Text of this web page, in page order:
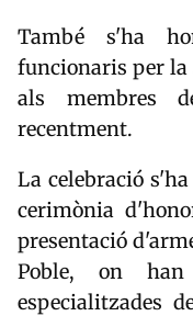
També s'ha
funcionaris per la
als membres
recentment.
La celebració
cerimònia
presentació
Poble, on han
especialitzades